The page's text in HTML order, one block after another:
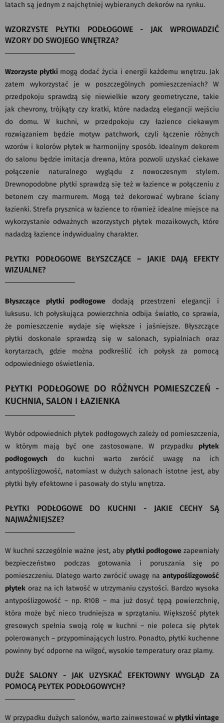
latach są jednym z najchętniej wybieranych dekorów na rynku.
WZORZYSTE PŁYTKI PODŁOGOWE - JAK WPROWADZIĆ
WZORY DO SWOJEGO WNĘTRZA?
Wzorzyste płytki mogą dodać życia i energii każdemu wnętrzu. Jak
zatem wykorzystać je w poszczególnych pomieszczeniach? W
przedpokoju sprawdzą się niewielkie wzory geometryczne, takie
jak chevrony, trójkąty czy kratki, które nadadzą elegancji wejściu
do domu. W kuchni, w przedpokoju czy łazience ciekawym
rozwiązaniem będzie motyw patchwork, czyli łączenie różnych
wzorów i kolorów płytek w harmonijny sposób. Idealnym dekorem
do salonu będzie imitacja drewna, która pozwoli uzyskać ciekawe
połączenie naturalnego wyglądu z nowoczesnym stylem.
Drewnopodobne płytki sprawdzą się też w łazience w połączeniu z
betonem czy marmurem. Mogą też dekorować wybrane ściany
łazienki. Strefa prysznica w łazience to również idealne miejsce na
wykorzystanie odważnych wzorzystych płytek mozaikowych, które
nadadzą łazience indywidualny charakter.
PŁYTKI PODŁOGOWE BŁYSZCZĄCE – JAKIE DAJĄ EFEKTY
WIZUALNE?
Błyszczące płytki podłogowe dodają przestrzeni elegancji i
luksusu. Ich połyskująca powierzchnia odbija światło, co sprawia,
że pomieszczenie wydaje się większe i jaśniejsze. Błyszczące
płytki doskonale sprawdzą się w salonach, sypialniach oraz
korytarzach, gdzie można podkreślić ich połysk za pomocą
odpowiedniego oświetlenia.
PŁYTKI PODŁOGOWE DO RÓŻNYCH POMIESZCZEŃ -
KUCHNIA, SALON I ŁAZIENKA
Wybór odpowiednich płytek podłogowych zależy od pomieszczenia,
w którym mają być one zastosowane. W przypadku płytek
podłogowych do kuchni warto zwrócić uwagę na ich
antypoślizgowość, natomiast w dużych salonach istotne jest, aby
płytki były efektowne i pasowały do stylu wnętrza.
PŁYTKI PODŁOGOWE DO KUCHNI - JAKIE CECHY SĄ
NAJWAŻNIEJSZE?
W kuchni szczególnie ważne jest, aby płytki podłogowezapewniały
bezpieczeństwo podczas gotowania i poruszania się po
pomieszczeniu. Dlatego warto zwrócić uwagę na antypoślizgowość
płytek oraz na ich łatwość w utrzymaniu czystości. Bardzo wysoka
antypoślizgowość – np. R10B – ma już dosyć tępą powierzchnię,
która może być nieco trudniejsza w sprzątaniu. Większość płytek
gresowych spełnia swoją rolę w kuchni – nie poleca się płytek
polerowanych – przypominających lustro. Ponadto, płytki kuchenne
powinny być odporne na wilgoć, wysokie temperatury oraz plamy.
DUŻE SALONY - JAK UZYSKAĆ EFEKTOWNY WYGLĄD ZA
POMOCĄ PŁYTEK PODŁOGOWYCH?
W przypadku dużych salonów, warto zainwestować w płytki vintage